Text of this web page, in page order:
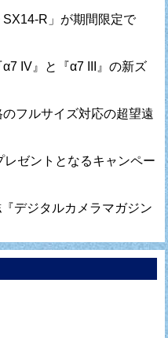
R」が期間限定で
IV』と『α7 III』の新ズ
フルサイズ対応の超望遠
ゼントとなるキャンペー
デジタルカメラマガジン